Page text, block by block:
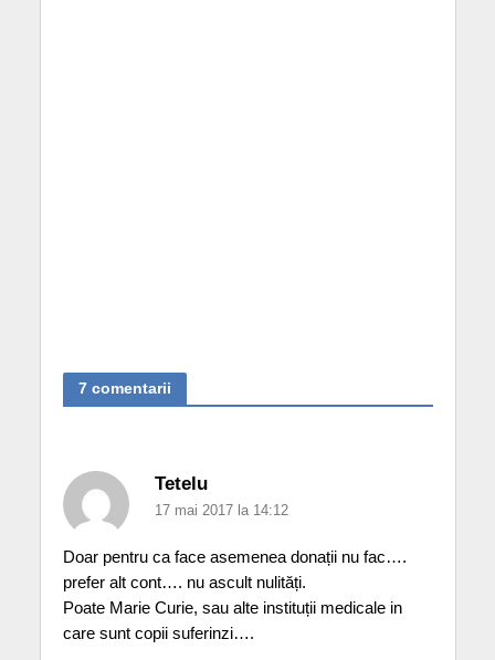
7 comentarii
Tetelu
17 mai 2017 la 14:12
Doar pentru ca face asemenea donații nu fac….
prefer alt cont…. nu ascult nulități.
Poate Marie Curie, sau alte instituții medicale in
care sunt copii suferinzi….